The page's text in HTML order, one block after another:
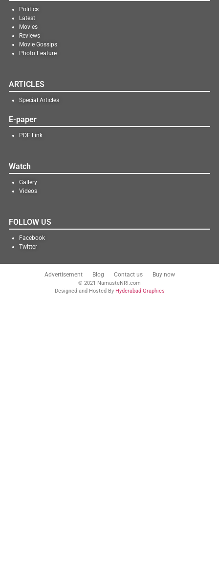
Politics
Latest
Movies
Reviews
Movie Gossips
Photo Feature
ARTICLES
Special Articles
E-paper
PDF Link
Watch
Gallery
Videos
FOLLOW US
Facebook
Twitter
Advertisement Blog Contact us Buy now
© 2021 NamasteNRI.com
Designed and Hosted By Hyderabad Graphics